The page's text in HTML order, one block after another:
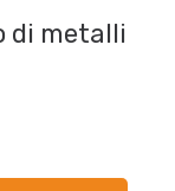
di metalli